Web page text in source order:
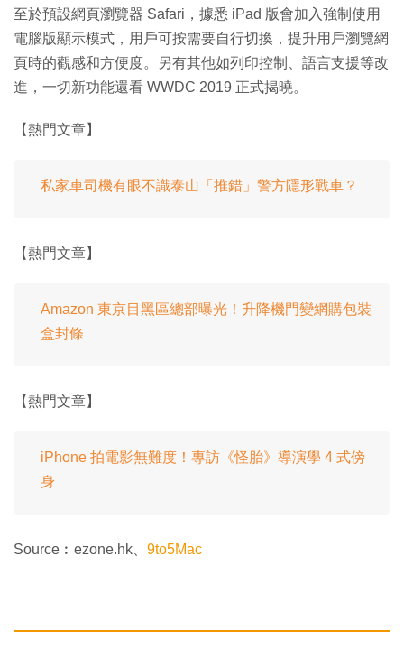
至於預設網頁瀏覽器 Safari，據悉 iPad 版會加入強制使用
電腦版顯示模式，用戶可按需要自行切換，提升用戶瀏覽網
頁時的觀感和方便度。另有其他如列印控制、語言支援等改
進，一切新功能還看 WWDC 2019 正式揭曉。
【熱門文章】
私家車司機有眼不識泰山「推錯」警方隱形戰車？
【熱門文章】
Amazon 東京目黑區總部曝光！升降機門變網購包裝
盒封條
【熱門文章】
iPhone 拍電影無難度！專訪《怪胎》導演學 4 式傍
身
Source︰ezone.hk、 9to5Mac